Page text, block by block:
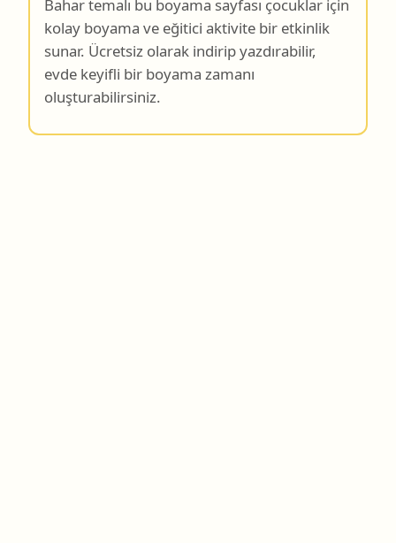
sunar. Ücretsiz olarak indirip yazdırabilir,
evde keyifli bir boyama zamanı
oluşturabilirsiniz.